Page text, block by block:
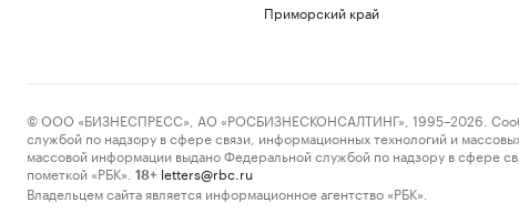
Приморский край
© ООО «БИЗНЕСПРЕСС», АО «РОСБИЗНЕСКОНСАЛТИНГ», 1995–2026.
службой по надзору в сфере связи, информационных технологий и
массовой информации выдано Федеральной службой по надзору в сфере
пометкой «РБК».
18+ letters@rbc.ru
Владельцем сайта является информационное агентство «РБК».